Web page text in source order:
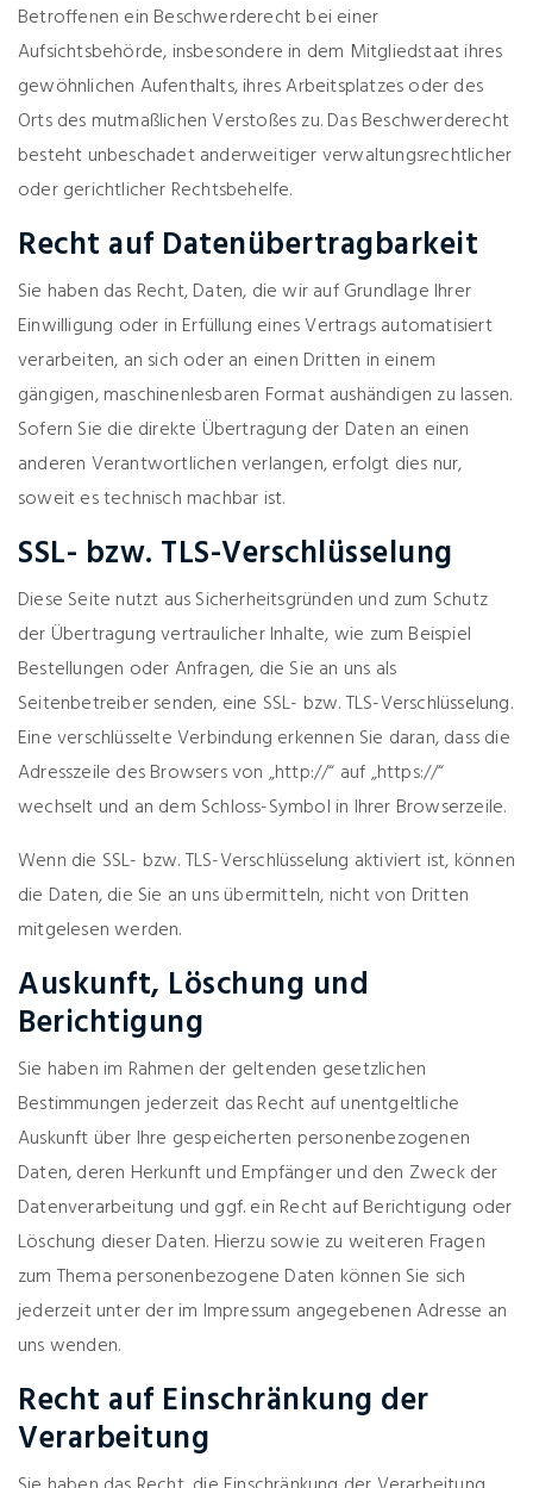
Betroffenen ein Beschwerderecht bei einer
Aufsichtsbehörde, insbesondere in dem Mitgliedstaat ihres
gewöhnlichen Aufenthalts, ihres Arbeitsplatzes oder des
Orts des mutmaßlichen Verstoßes zu. Das Beschwerderecht
besteht unbeschadet anderweitiger verwaltungsrechtlicher
oder gerichtlicher Rechtsbehelfe.
Recht auf Datenübertragbarkeit
Sie haben das Recht, Daten, die wir auf Grundlage Ihrer
Einwilligung oder in Erfüllung eines Vertrags automatisiert
verarbeiten, an sich oder an einen Dritten in einem
gängigen, maschinenlesbaren Format aushändigen zu lassen.
Sofern Sie die direkte Übertragung der Daten an einen
anderen Verantwortlichen verlangen, erfolgt dies nur,
soweit es technisch machbar ist.
SSL- bzw. TLS-Verschlüsselung
Diese Seite nutzt aus Sicherheitsgründen und zum Schutz
der Übertragung vertraulicher Inhalte, wie zum Beispiel
Bestellungen oder Anfragen, die Sie an uns als
Seitenbetreiber senden, eine SSL- bzw. TLS-Verschlüsselung.
Eine verschlüsselte Verbindung erkennen Sie daran, dass die
Adresszeile des Browsers von „http://“ auf „https://“
wechselt und an dem Schloss-Symbol in Ihrer Browserzeile.
Wenn die SSL- bzw. TLS-Verschlüsselung aktiviert ist, können
die Daten, die Sie an uns übermitteln, nicht von Dritten
mitgelesen werden.
Auskunft, Löschung und
Berichtigung
Sie haben im Rahmen der geltenden gesetzlichen
Bestimmungen jederzeit das Recht auf unentgeltliche
Auskunft über Ihre gespeicherten personenbezogenen
Daten, deren Herkunft und Empfänger und den Zweck der
Datenverarbeitung und ggf. ein Recht auf Berichtigung oder
Löschung dieser Daten. Hierzu sowie zu weiteren Fragen
zum Thema personenbezogene Daten können Sie sich
jederzeit unter der im Impressum angegebenen Adresse an
uns wenden.
Recht auf Einschränkung der
Verarbeitung